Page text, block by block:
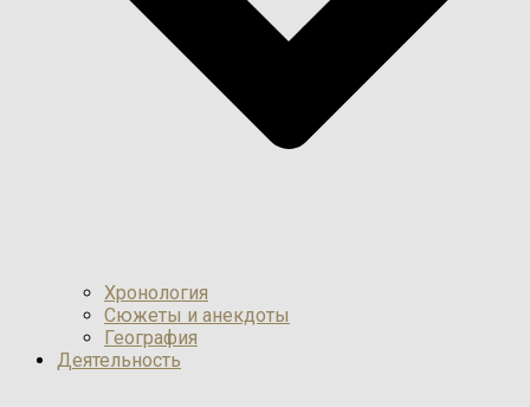
Хронология
Сюжеты и анекдоты
География
Деятельность